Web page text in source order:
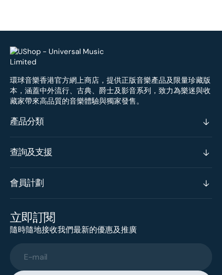
環球音樂香港官方網上商店，提供正版音樂產品及限量珍藏版
本，涵蓋中外流行、古典、爵士及影音系列，致力為樂迷與收
藏家帶來高品質的音樂體驗與獨家發售。
產品分類
查詢及支援
會員計劃
立即訂閱
隨時隨地接收我們最新的優惠及推廣
E-mail